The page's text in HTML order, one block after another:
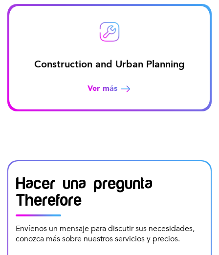
Construction and Urban Planning
Ver más
Hacer una pregunta
Therefore
Envíenos un mensaje para discutir sus necesidades,
conozca más sobre nuestros servicios y precios.